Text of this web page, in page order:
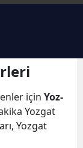
için Yoz­
Yoz­gat
Yoz­gat